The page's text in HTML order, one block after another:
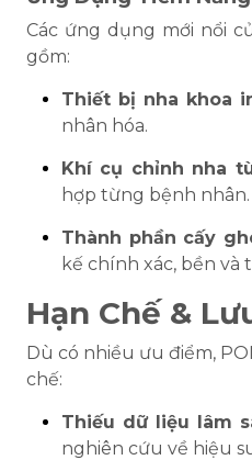
Các ứng dụng mới nổi
gồm:
Thiết bị nha khoa
nhân hóa.
Khí cụ chỉnh nha
hợp từng bệnh nhân.
Thành phần cấy
kế chính xác, bền và
Hạn Chế &
Dù có nhiều ưu điểm,
chế:
Thiếu dữ liệu lâm
nghiên cứu về hiệu